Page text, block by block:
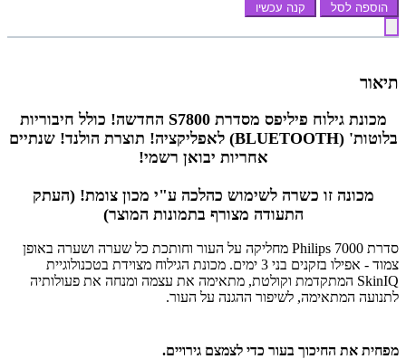
הוספה לסל קנה עכשיו
תיאור
מכונת גילוח פיליפס מסדרת S7800 החדשה! כולל חיבוריות
בלוטות' (BLUETOOTH) לאפליקציה! תוצרת הולנד! שנתיים
אחריות יבואן רשמי!
מכונה זו כשרה לשימוש כהלכה ע"י מכון צומת! (העתק
התעודה מצורף בתמונות המוצר)
סדרת Philips 7000 מחליקה על העור וחותכת כל שערה ושערה באופן
צמוד - אפילו בזקנים בני 3 ימים. מכונת הגילוח מצוידת בטכנולוגיית
SkinIQ המתקדמת וקולטת, מתאימה את עצמה ומנחה את פעולותיה
לתנועה המתאימה, לשיפור ההגנה על העור.
מפחית את החיכוך בעור כדי לצמצם גירויים.